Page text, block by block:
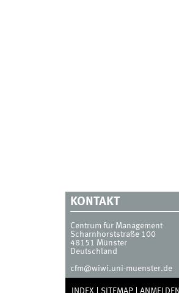
KONTAKT
Centrum für Management
Scharnhorststraße 100
48151 Münster
Deutschland
cfm@wiwi.uni-muenster.de
INDEX SITEMAP ANMELDEN